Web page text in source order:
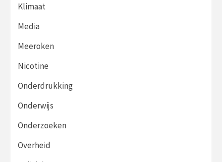
Klimaat
Media
Meeroken
Nicotine
Onderdrukking
Onderwijs
Onderzoeken
Overheid